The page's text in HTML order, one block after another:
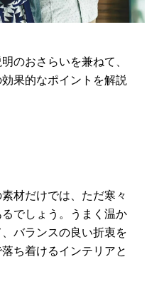
のおさらいを兼ねて、
果的なポイントを解説
材だけでは、ただ寒々
でしょう。うまく温か
バランスの良い折衷を
ち着けるインテリアと